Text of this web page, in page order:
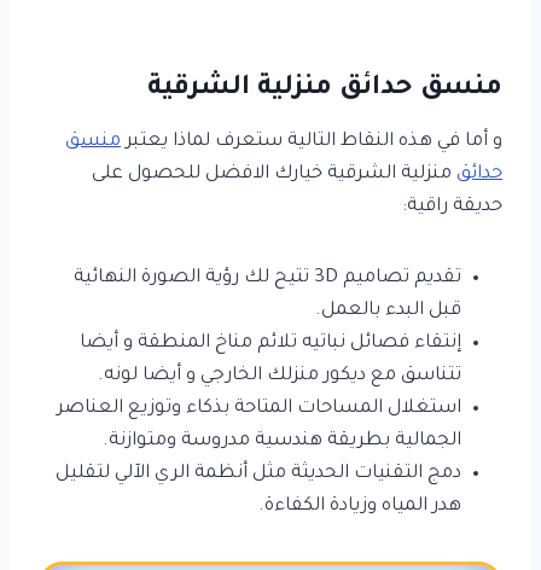
منسق حدائق منزلية الشرقية
و أما في هذه النقاط التالية ستعرف لماذا يعتبرمنسق
حدائق منزلية الشرقية خيارك الافضل للحصول على
حديقة راقية:
تقديم تصاميم 3D تتيح لك رؤية الصورة النهائية
قبل البدء بالعمل.
إنتقاء فصائل نباتيه تلائم مناخ المنطقة و أيضا
تتناسق مع ديكور منزلك الخارجي و أيضا لونه.
استغلال المساحات المتاحة بذكاء وتوزيع العناصر
الجمالية بطريقة هندسية مدروسة ومتوازنة.
دمج التقنيات الحديثة مثل أنظمة الري الآلي لتقليل
هدر المياه وزيادة الكفاءة.